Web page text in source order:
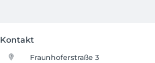
Kontakt
Fraunhoferstraße 3